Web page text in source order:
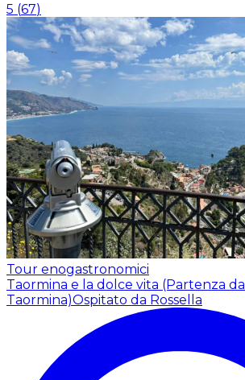
5 (67)
Tour enogastronomici
Taormina e la dolce vita (Partenza da
Taormina)Ospitato da Rossella